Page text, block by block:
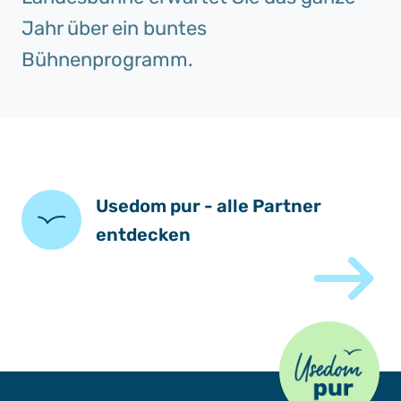
Jahr über ein buntes
Bühnenprogramm.
Usedom pur - alle Partner
entdecken
Usedom Pur